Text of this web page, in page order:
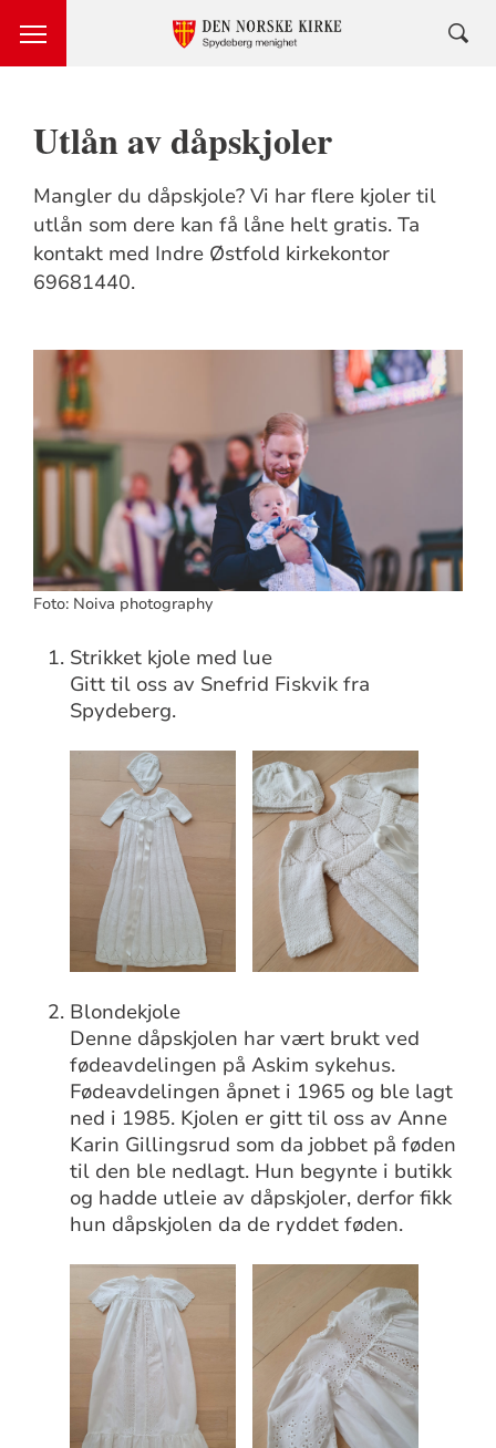
Utlån av dåpskjoler
Mangler du dåpskjole? Vi har flere kjoler til
utlån som dere kan få låne helt gratis. Ta
kontakt med Indre Østfold kirkekontor
69681440.
Foto: Noiva photography
Strikket kjole med lue
Gitt til oss av Snefrid Fiskvik fra
Spydeberg.
Blondekjole
Denne dåpskjolen har vært brukt ved
fødeavdelingen på Askim sykehus.
Fødeavdelingen åpnet i 1965 og ble lagt
ned i 1985. Kjolen er gitt til oss av Anne
Karin Gillingsrud som da jobbet på føden
til den ble nedlagt. Hun begynte i butikk
og hadde utleie av dåpskjoler, derfor fikk
hun dåpskjolen da de ryddet føden.